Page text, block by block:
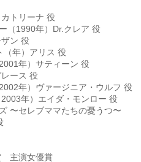
トリーナ 役
（1990年）Dr.クレア 役
ン 役
（年）アリス 役
年）サティーン 役
ース 役
年）ヴァージニア・ウルフ 役
年）エイダ・モンロー 役
〜セレブママたちの憂うつ〜
主演女優賞